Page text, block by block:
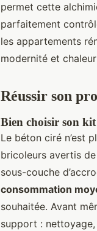
permet cette
parfaitement
les appartements
modernité et
Réussir son
Bien choisir son kit
Le béton ciré n’est
bricoleurs avertis
sous-couche
consommation
souhaitée. Avant
support :